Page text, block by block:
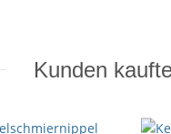
Kunden